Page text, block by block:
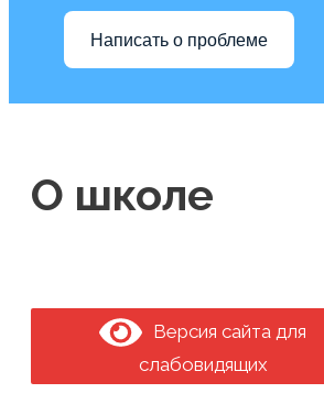
Написать о проблеме
О школе
Версия сайта для
слабовидящих